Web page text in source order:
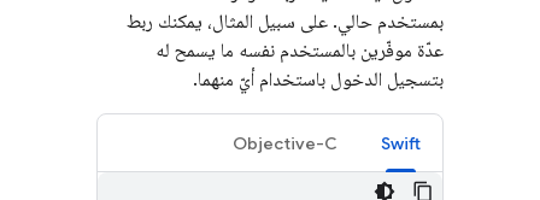
بمستخدم حالي. على سبيل المثال، يمكنك ربط
عدّة موفّرين بالمستخدم نفسه ما يسمح له
بتسجيل الدخول باستخدام أيّ منهما.
Swift
Objective-C